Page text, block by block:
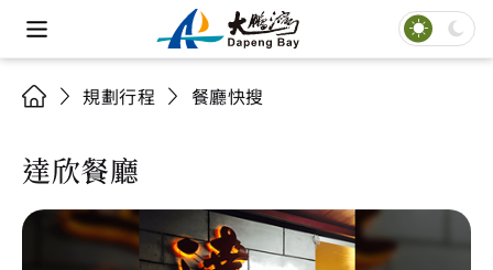
規劃行程 餐廳快搜
達欣餐廳